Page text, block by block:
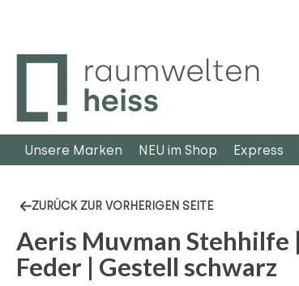
Unsere Marken NEU im Shop Express
ZURÜCK ZUR VORHERIGEN SEITE
Aeris Muvman
Feder | Gestell schwarz